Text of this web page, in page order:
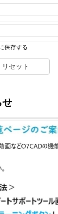
保存する
リセット
せ